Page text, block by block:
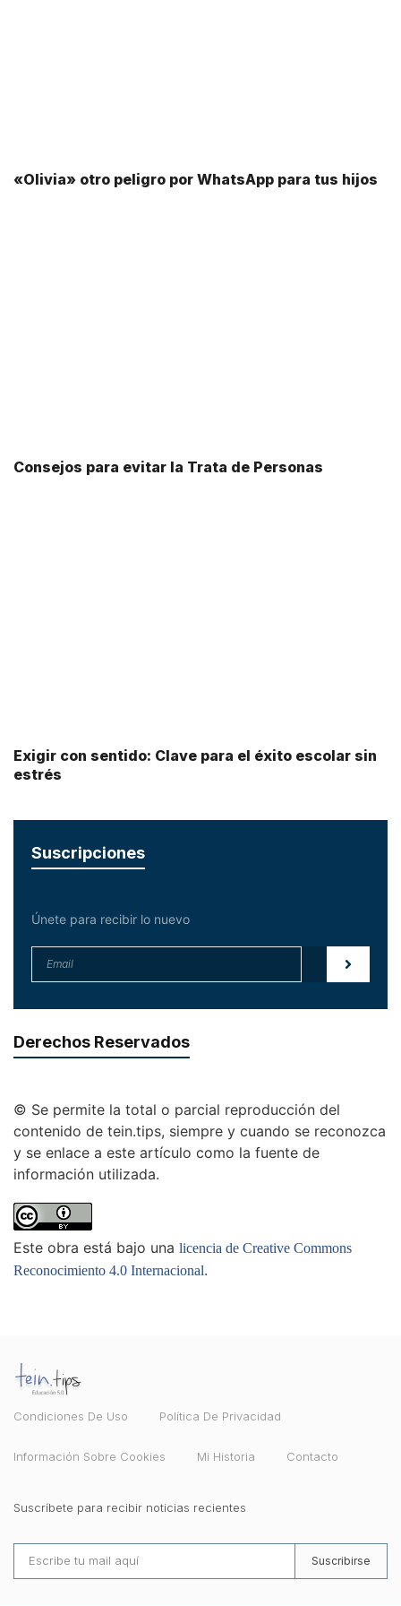
«Olivia» otro peligro por WhatsApp para tus hijos
Consejos para evitar la Trata de Personas
Exigir con sentido: Clave para el éxito escolar sin
estrés
Suscripciones
Únete para recibir lo nuevo
Derechos Reservados
© Se permite la total o parcial reproducción del
contenido de tein.tips, siempre y cuando se reconozca
y se enlace a este artículo como la fuente de
información utilizada.
Este obra está bajo una licencia de Creative Commons
Reconocimiento 4.0 Internacional.
Condiciones De Uso Política De Privacidad
Información Sobre Cookies Mi Historia Contacto
Suscríbete para recibir noticias recientes
Suscribirse